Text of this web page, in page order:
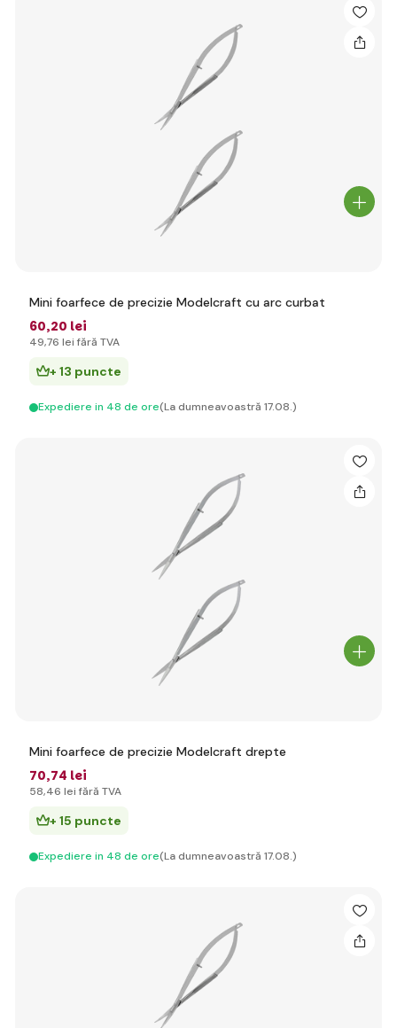
Mini foarfece de precizie Modelcraft cu arc curbat
60,20 lei
49,76 lei fără TVA
+ 13 puncte
Expediere in 48 de ore(La dumneavoastră 17.08.)
Mini foarfece de precizie Modelcraft drepte
70,74 lei
58,46 lei fără TVA
+ 15 puncte
Expediere in 48 de ore(La dumneavoastră 17.08.)